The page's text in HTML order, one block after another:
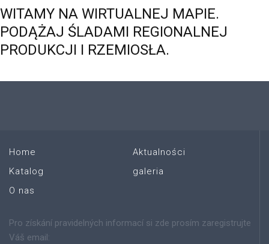
WITAMY NA WIRTUALNEJ MAPIE.
PODĄŻAJ ŚLADAMI REGIONALNEJ
PRODUKCJI I RZEMIOSŁA.
Home
Katalog
O nas
Aktualności
galeria
Pro získání pravidelných informací si zde prosím zaregistrujte
Váš email: